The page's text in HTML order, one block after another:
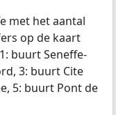
met het aantal
op de kaart
buurt Seneffe-
3: buurt Cite
5: buurt Pont de